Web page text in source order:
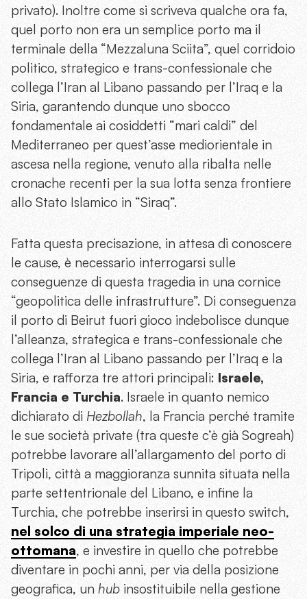
privato). Inoltre come si scriveva qualche ora fa,
quel porto non era un semplice porto ma il
terminale della “Mezzaluna Sciita”, quel corridoio
politico, strategico e trans-confessionale che
collega l’Iran al Libano passando per l’Iraq e la
Siria, garantendo dunque uno sbocco
fondamentale ai cosiddetti “mari caldi” del
Mediterraneo per quest’asse mediorientale in
ascesa nella regione, venuto alla ribalta nelle
cronache recenti per la sua lotta senza frontiere
allo Stato Islamico in “Siraq”.
Fatta questa precisazione, in attesa di conoscere
le cause, è necessario interrogarsi sulle
conseguenze di questa tragedia in una cornice
“geopolitica delle infrastrutture”. Di conseguenza
il porto di Beirut fuori gioco indebolisce dunque
l’alleanza, strategica e trans-confessionale che
collega l’Iran al Libano passando per l’Iraq e la
Siria, e rafforza tre attori principali: Israele,
Francia e Turchia. Israele in quanto nemico
dichiarato di Hezbollah, la Francia perché tramite
le sue società private (tra queste c’è già Sogreah)
potrebbe lavorare all’allargamento del porto di
Tripoli, città a maggioranza sunnita situata nella
parte settentrionale del Libano, e infine la
Turchia, che potrebbe inserirsi in questo switch,
nel solco di una strategia imperiale neo-
ottomana, e investire in quello che potrebbe
diventare in pochi anni, per via della posizione
geografica, un hub insostituibile nella gestione